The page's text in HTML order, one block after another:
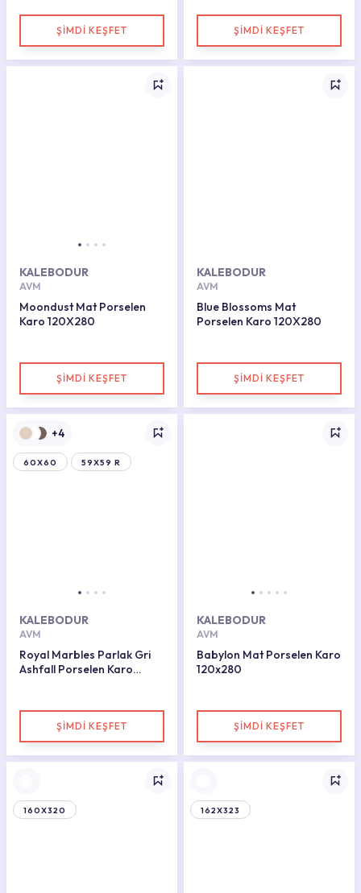
ŞİMDİ KEŞFET ŞİMDİ KEŞFET
KALEBODUR
AVM
Moondust Mat Porselen
Karo 120X280
ŞİMDİ KEŞFET
KALEBODUR
AVM
Blue Blossoms Mat
Porselen Karo 120X280
ŞİMDİ KEŞFET
+4
60X60 59X59 R
KALEBODUR
AVM
Royal Marbles Parlak Gri
Ashfall Porselen Karo
ŞİMDİ KEŞFET
KALEBODUR
AVM
Babylon Mat Porselen Karo
120x280
ŞİMDİ KEŞFET
160X320 162X323